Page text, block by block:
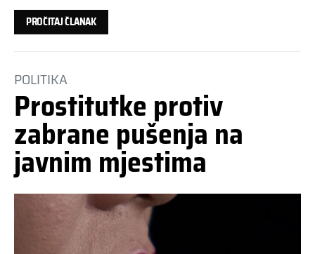
PROČITAJ ČLANAK
POLITIKA
Prostitutke protiv
zabrane pušenja na
javnim mjestima